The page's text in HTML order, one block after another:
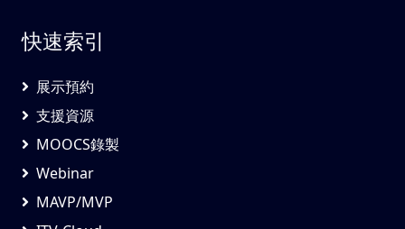
快速索引
展示預約
支援資源
MOOCS錄製
Webinar
MAVP/MVP